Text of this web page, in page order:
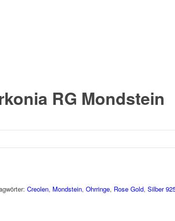
RG Mondstein
Creolen, Mondstein, Ohrringe, Rose Gold, Silber